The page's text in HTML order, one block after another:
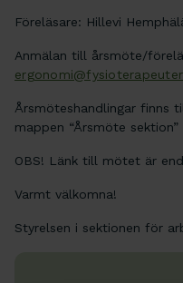
Föreläsare: Hillevi
Anmälan till årsmöte/
Årsmöteshandlingar finns
mappen “Årsmöte
OBS! Länk till mötet är
Varmt välkomna!
Styrelsen i sektionen för